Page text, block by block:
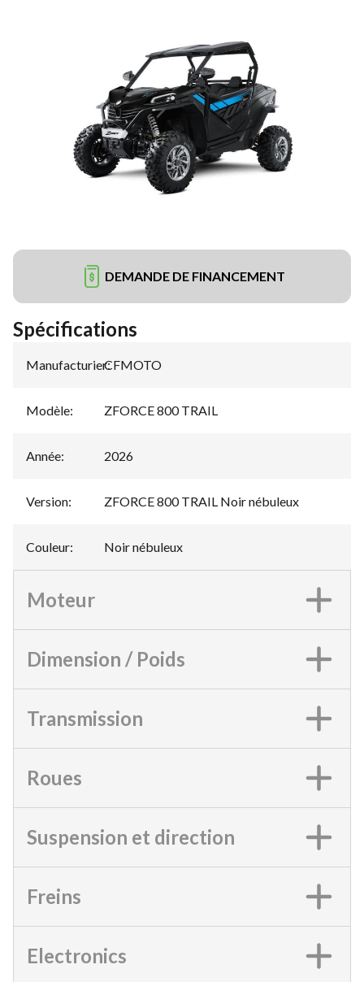
DEMANDE DE FINANCEMENT
Spécifications
Manufacturier:
CFMOTO
Modèle: ZFORCE 800 TRAIL
Année: 2026
Version: ZFORCE 800 TRAIL Noir nébuleux
Couleur: Noir nébuleux
Moteur
Dimension / Poids
Transmission
Roues
Suspension et direction
Freins
Electronics